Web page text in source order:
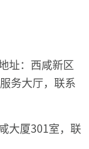
址：西咸新区
务大厅，联系
大厦301室，联